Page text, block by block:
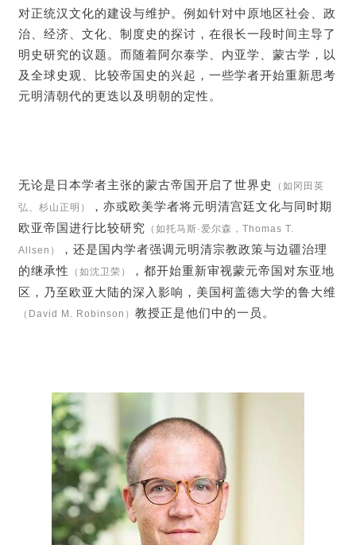
对正统汉文化的建设与维护。例如针对中原地区社会、政
治、经济、文化、制度史的探讨，在很长一段时间主导了
明史研究的议题。而随着阿尔泰学、内亚学、蒙古学，以
及全球史观、比较帝国史的兴起，一些学者开始重新思考
元明清朝代的更迭以及明朝的定性。
无论是日本学者主张的蒙古帝国开启了世界史
（如冈田英
弘、杉山正明）
，亦或欧美学者将元明清宫廷文化与同时期
欧亚帝国进行比较研究 （如托马斯·爱尔森，Thomas T.
Allsen）
，还是国内学者强调元明清宗教政策与边疆治理
的继承性
（如沈卫荣）
，都开始重新审视蒙元帝国对东亚地
区，乃至欧亚大陆的深入影响，美国柯盖德大学的鲁大维
（David M. Robinson） 教授正是他们中的一员。